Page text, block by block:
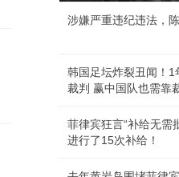
3涉嫌严重违纪违法，
韩国足坛炸裂丑闻！
裁判 赢中国队也需靠
菲律宾狂言“补给无需
进行了15次补给！